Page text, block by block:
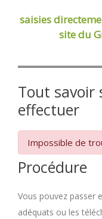
saisies
site du
Tout savoir
effectuer
Impossible de
Procédure
Vous pouvez passer
adéquats ou les